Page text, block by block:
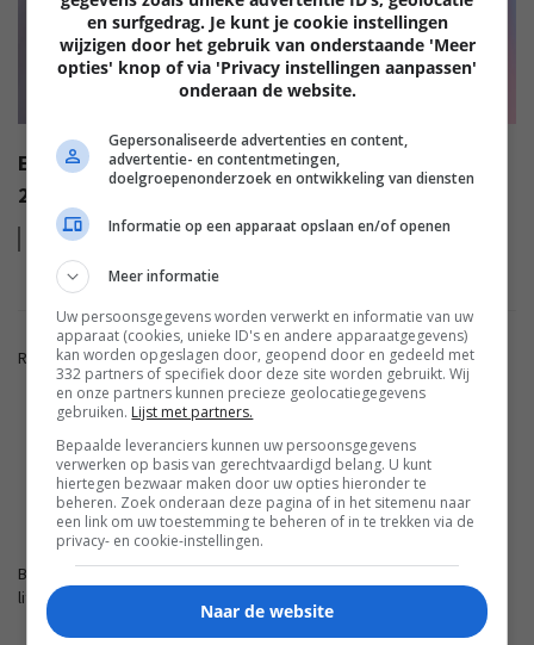
EISA AWARDS: WAT ZIJN DE BESTE PRODUCTEN VAN
2022?
Leesmeer
Reacties zijn gesloten.
ADVERTENTIE
FWD.NL
Blijf op de hoogte met de nieuwste artikelen van ons
lifestyleplatform en bezoek FWD.nl.
en surfgedrag. Je kunt je cookie instellingen
wijzigen door het gebruik van onderstaande 'Meer
opties' knop of via 'Privacy instellingen aanpassen'
onderaan de website.
Gepersonaliseerde advertenties en content,
advertentie- en contentmetingen,
doelgroepenonderzoek en ontwikkeling van diensten
Informatie op een apparaat opslaan en/of openen
Meer informatie
Uw persoonsgegevens worden verwerkt en informatie van uw
apparaat (cookies, unieke ID's en andere apparaatgegevens)
kan worden opgeslagen door, geopend door en gedeeld met
332 partners of specifiek door deze site worden gebruikt. Wij
en onze partners kunnen precieze geolocatiegegevens
gebruiken. Lijst met partners.
Bepaalde leveranciers kunnen uw persoonsgegevens
verwerken op basis van gerechtvaardigd belang. U kunt
hiertegen bezwaar maken door uw opties hieronder te
beheren. Zoek onderaan deze pagina of in het sitemenu naar
een link om uw toestemming te beheren of in te trekken via de
privacy- en cookie-instellingen.
Naar de website